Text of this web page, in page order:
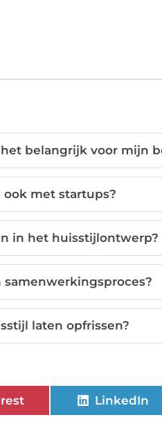
belangrijk voor mijn
ook met startups?
in het huisstijlontwerp?
laten opfrissen?
LinkedIn